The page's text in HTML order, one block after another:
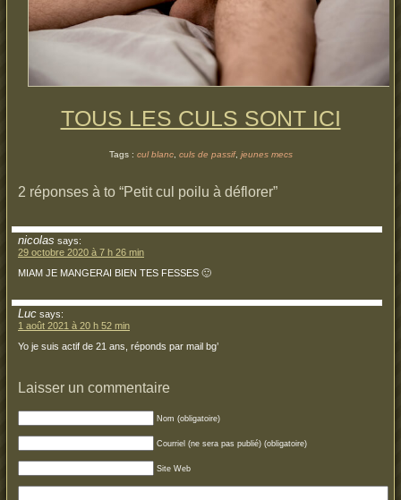
TOUS LES CULS SONT ICI
Tags : cul blanc, culs de passif, jeunes mecs
2 réponses à to “Petit cul poilu à déflorer”
nicolas says:
29 octobre 2020 à 7 h 26 min
MIAM JE MANGERAI BIEN TES FESSES 🙂
Luc says:
1 août 2021 à 20 h 52 min
Yo je suis actif de 21 ans, réponds par mail bg’
Laisser un commentaire
Nom (obligatoire)
Courriel (ne sera pas publié) (obligatoire)
Site Web